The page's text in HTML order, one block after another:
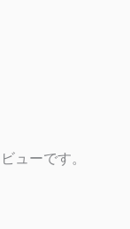
ューです。